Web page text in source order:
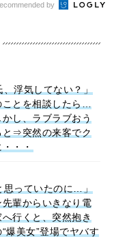
by
浮気してない？」
とを相談したら…
し、ラブラブおう
と⇒突然の来客でク
・・
思っていたのに…」
輩からいきなり電
行くと、突然抱き
爆美女”登場でヤバす